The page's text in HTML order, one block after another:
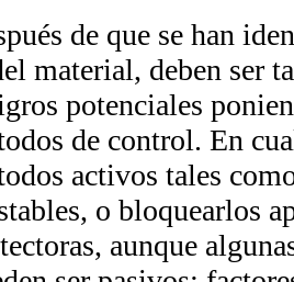
de que se han
material, deben ser
potenciales
de control. En
activos tales
o bloquearlos
aunque